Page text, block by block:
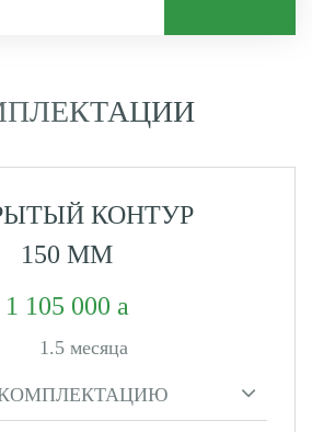
КОНТУР
150 ММ
1 105 000
1.5 месяца